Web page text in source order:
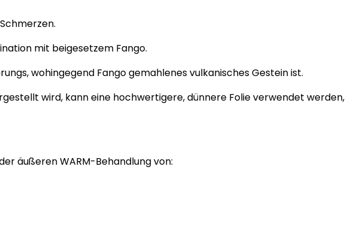
mit beigesetzem Fango.
wohingegend Fango gemahlenes vulkanisches Gestein ist.
wird, kann eine hochwertigere, dünnere Folie verwendet werden,
äußerenWARM-Behandlungvon: